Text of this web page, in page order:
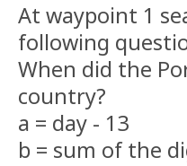
At waypoint 1
following
When did the
country?
a = day - 13
b = sum of the